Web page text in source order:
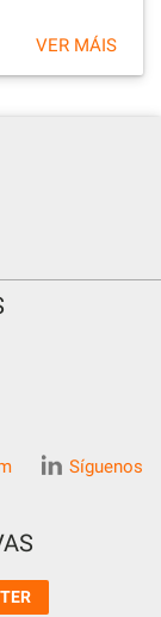
VER MÁIS
Síguenos